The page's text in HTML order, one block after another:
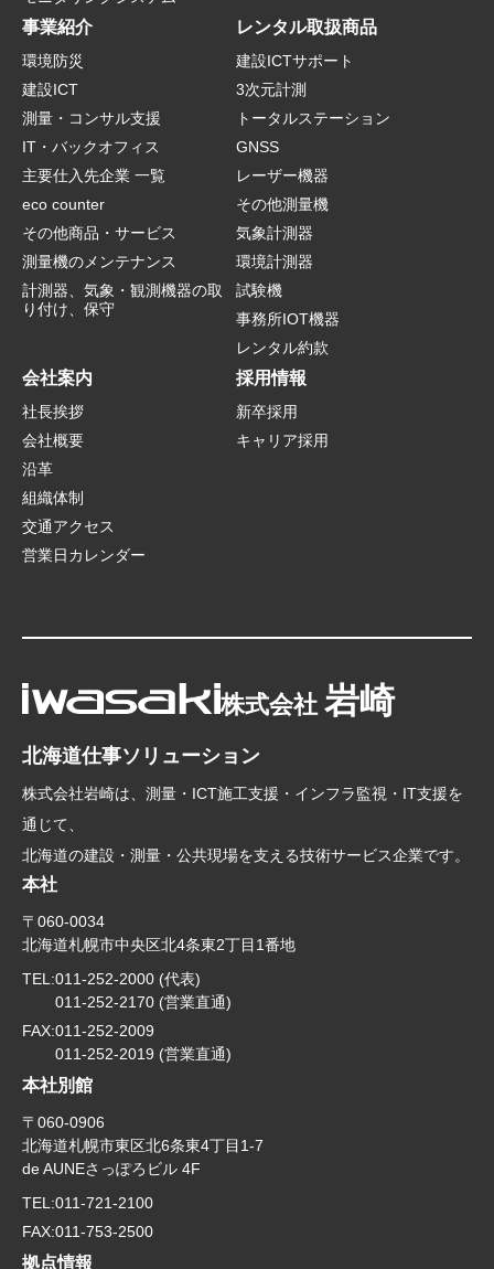
事業紹介
環境防災
建設ICT
測量・コンサル支援
IT・バックオフィス
主要仕入先企業 一覧
eco counter
その他商品・サービス
測量機のメンテナンス
計測器、気象・観測機器の取
り付け、保守
レンタル取扱商品
建設ICTサポート
3次元計測
トータルステーション
GNSS
レーザー機器
その他測量機
気象計測器
環境計測器
試験機
事務所IOT機器
レンタル約款
会社案内
社長挨拶
会社概要
沿革
組織体制
交通アクセス
営業日カレンダー
採用情報
新卒採用
キャリア採用
株式会社 岩崎
北海道仕事ソリューション
株式会社岩崎は、測量・ICT施工支援・インフラ監視・IT支援を
通じて、
北海道の建設・測量・公共現場を支える技術サービス企業です。
本社
〒060-0034
北海道札幌市中央区北4条東2丁目1番地
TEL:011-252-2000 (代表)
011-252-2170 (営業直通)
FAX:011-252-2009
011-252-2019 (営業直通)
本社別館
〒060-0906
北海道札幌市東区北6条東4丁目1-7
de AUNEさっぽろビル 4F
TEL:011-721-2100
FAX:011-753-2500
拠点情報